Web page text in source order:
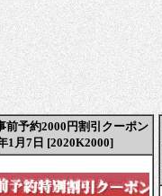
予約2000円割引クーポン
1月7日 [2020K2000]